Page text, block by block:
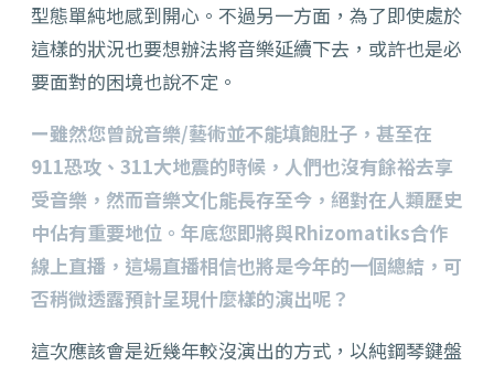
型態單純地感到開心。不過另一方面，為了即使處於
這樣的狀況也要想辦法將音樂延續下去，或許也是必
要面對的困境也說不定。
ー雖然您曾說音樂/藝術並不能填飽肚子，甚至在
911恐攻、311大地震的時候，人們也沒有餘裕去享
受音樂，然而音樂文化能長存至今，絕對在人類歷史
中佔有重要地位。年底您即將與Rhizomatiks合作
線上直播，這場直播相信也將是今年的一個總結，可
否稍微透露預計呈現什麼樣的演出呢？
這次應該會是近幾年較沒演出的方式，以純鋼琴鍵盤